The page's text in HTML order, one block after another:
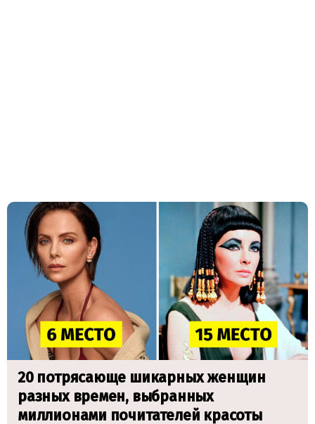
20 потрясающе шикарных женщин
разных времен, выбранных
миллионами почитателей красоты